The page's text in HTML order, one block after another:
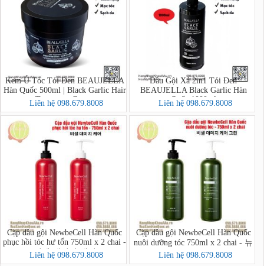
Kem Ủ Tóc Tỏi Đen BEAUJELLA
Hàn Quốc 500ml | Black Garlic Hair
Treatment Cream
Liên hệ 098.679.8008
Dầu Gội Xả 2in1 Tỏi Đen
BEAUJELLA Black Garlic Hàn
Quốc 1000ml
Liên hệ 098.679.8008
Cặp dầu gội NewbeCell Hàn Quốc
phục hồi tóc hư tổn 750ml x 2 chai -
비셀 데미지 케어
Liên hệ 098.679.8008
Cặp dầu gội NewbeCell Hàn Quốc
nuôi dưỡng tóc 750ml x 2 chai - 뉴
비셀 데미지 케어 그린
Liên hệ 098.679.8008